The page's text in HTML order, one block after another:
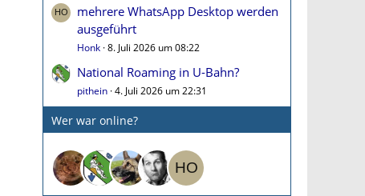
mehrere WhatsApp Desktop werden
ausgeführt
Honk 8. Juli 2026 um 08:22
National Roaming in U-Bahn?
pithein 4. Juli 2026 um 22:31
Wer war online?